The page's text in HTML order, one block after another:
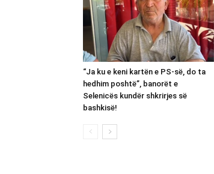
“Ja ku e keni kartën e PS-së, do ta
hedhim poshtë”, banorët e
Selenicës kundër shkrirjes së
bashkisë!